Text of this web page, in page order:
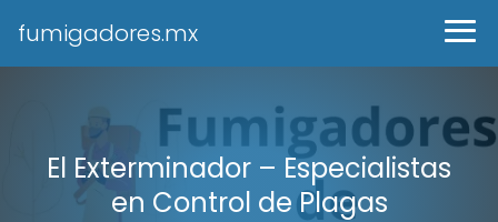
fumigadores.mx
El Exterminador – Especialistas
en Control de Plagas